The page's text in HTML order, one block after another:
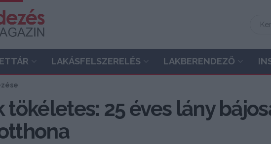
LAKÁSFELSZERELÉS LAKBERENDEZŐ
tökéletes: 25 éves lány